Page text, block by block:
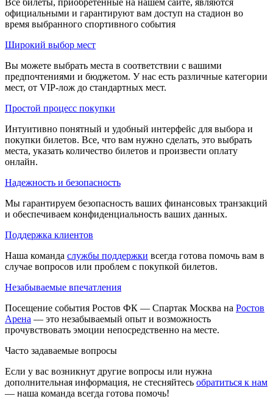
официальными и гарантируют вам доступ на стадион во
время выбранного спортивного события
Широкий выбор мест
Вы можете выбрать места в соответствии с вашими
предпочтениями и бюджетом. У нас есть различные категории
мест, от VIP-лож до стандартных мест.
Простой процесс покупки
Интуитивно понятный и удобный интерфейс для выбора и
покупки билетов. Все, что вам нужно сделать, это выбрать
места, указать количество билетов и произвести оплату
онлайн.
Надежность и безопасность
Мы гарантируем безопасность ваших финансовых транзакций
и обеспечиваем конфиденциальность ваших данных.
Поддержка клиентов
Наша команда службы поддержки всегда готова помочь вам в
случае вопросов или проблем с покупкой билетов.
Незабываемые впечатления
Посещение события Ростов ФК — Спартак Москва на Ростов
Арена — это незабываемый опыт и возможность
прочувствовать эмоции непосредственно на месте.
Часто задаваемые вопросы
Если у вас возникнут другие вопросы или нужна
дополнительная информация, не стесняйтесь обратиться к нам
— наша команда всегда готова помочь!